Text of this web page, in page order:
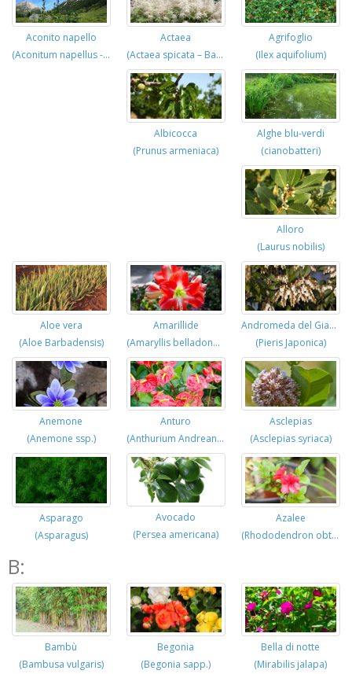
Aconito napello
(Aconitum napellus - berretto di frate)
Actaea
(Actaea spicata – Barba di Capra)
Agrifoglio
(Ilex aquifolium)
Albicocca
(Prunus armeniaca)
Alghe blu-verdi
(cianobatteri)
Alloro
(Laurus nobilis)
Aloe vera
(Aloe Barbadensis)
Amarillide
(Amaryllis belladonna)
Andromeda del Giappone
(Pieris Japonica)
Anemone
(Anemone ssp.)
Anturo
(Anthurium Andreanum)
Asclepias
(Asclepias syriaca)
Asparago
(Asparagus)
Avocado
(Persea americana)
Azalee
(Rhododendron obtusum)
B:
Bambù
(Bambusa vulgaris)
Begonia
(Begonia sapp.)
Bella di notte
(Mirabilis jalapa)